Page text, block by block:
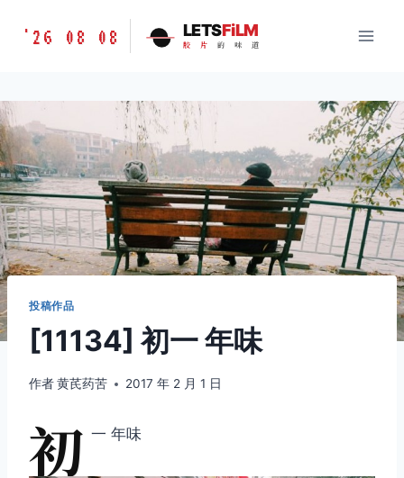
胶
味
道
LETSFILM
'26 08 08 LETSFiLM
胶 片 的 味 道
投稿作品
[11134] 初一 年味
作者黄芪药苦 2017 年 2 月 1 日
初 一 年味